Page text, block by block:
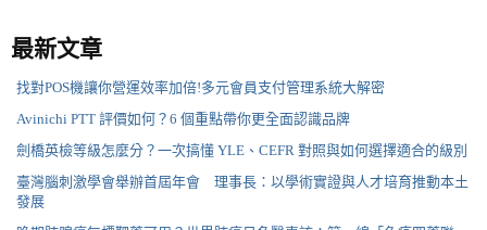
最新文章
找對POS機讓你營運效率加倍!多元會員支付管理系統大解密
Avinichi PTT 評價如何？6 個重點帶你更全面認識品牌
劍橋英檢等級怎麼分？一次搞懂 YLE、CEFR 對照與如何選擇適合的級別
臺灣腦刺激學會舉辦首屆年會 理事長：以學術實證與人才培育推動本土
發展